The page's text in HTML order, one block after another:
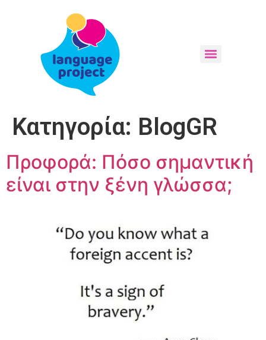
Κατηγορία: BlogGR
Προφορά: Πόσο σημαντική
είναι στην ξένη γλώσσα;